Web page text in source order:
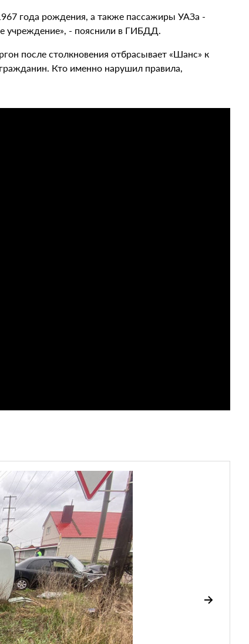
года рождения, а также пассажиры УАЗа -
учреждение», - пояснили в ГИБДД.
после столкновения отбрасывает «Шанс» к
Кто именно нарушил правила,